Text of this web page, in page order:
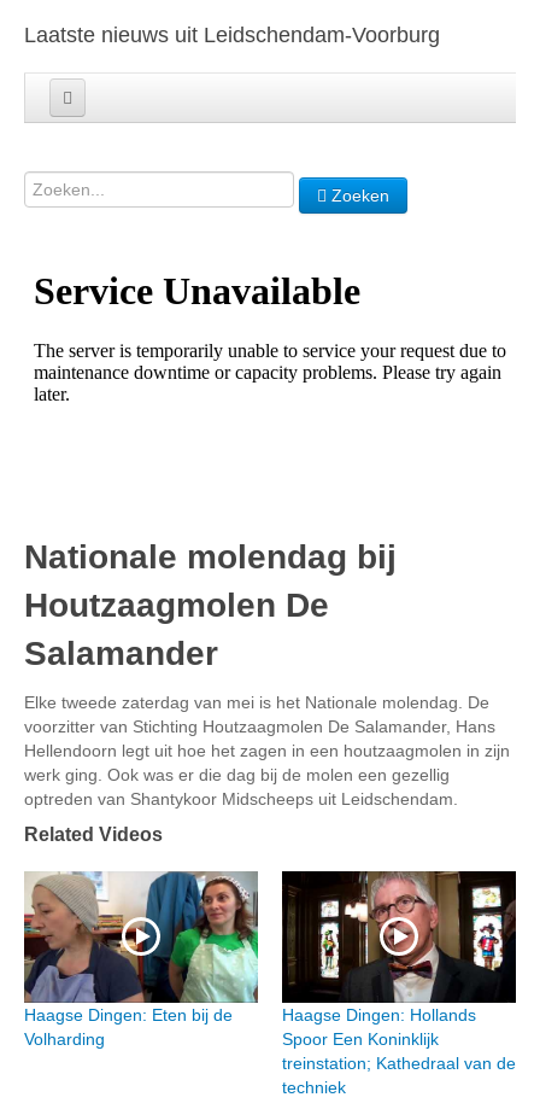
Laatste nieuws uit Leidschendam-Voorburg
Zoeken
Nationale molendag bij
Houtzaagmolen De
Salamander
Elke tweede zaterdag van mei is het Nationale molendag. De
voorzitter van Stichting Houtzaagmolen De Salamander, Hans
Hellendoorn legt uit hoe het zagen in een houtzaagmolen in zijn
werk ging. Ook was er die dag bij de molen een gezellig
optreden van Shantykoor Midscheeps uit Leidschendam.
Related Videos
Haagse Dingen: Eten bij de
Volharding
Haagse Dingen: Hollands
Spoor Een Koninklijk
treinstation; Kathedraal van de
techniek